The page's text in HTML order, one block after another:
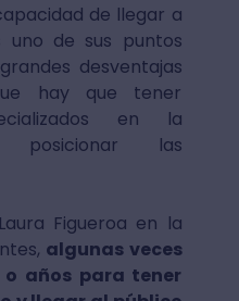
de llegar a
uno de sus puntos
desventajas
hay que tener
en la
posicionar las
Figueroa en la
algunas veces
o años para tener